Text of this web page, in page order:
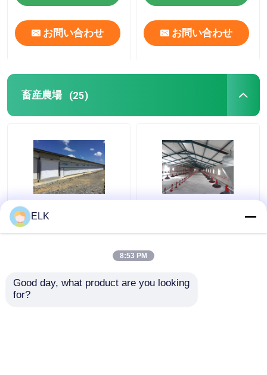
鉄筋オフィスビル
鋼構造物展示場
鉄鋼構造材料
卵の層の鶏のおり
ブロイラーチキンケージシステム
ブロイラー用の床システム
お問い合わせ お問い合わせ
畜産農場 (25)
ISO 家畜農場 プリファ
ブリック 鉄鋼構造 家禽
H セクション 鉄鋼 商用
ELK
8:53 PM
Good day, what product are you looking
for?